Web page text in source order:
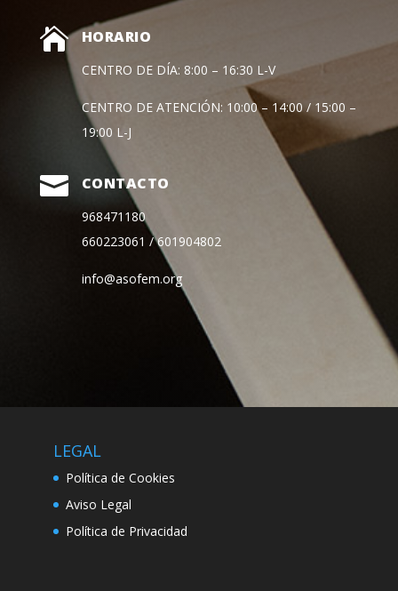
 HORARIO
CENTRO DE DÍA: 8:00 – 16:30 L-V
CENTRO DE ATENCIÓN: 10:00 – 14:00 / 15:00 –
19:00 L-J
 CONTACTO
968471180
660223061 / 601904802
info@asofem.org
LEGAL
Política de Cookies
Aviso Legal
Política de Privacidad